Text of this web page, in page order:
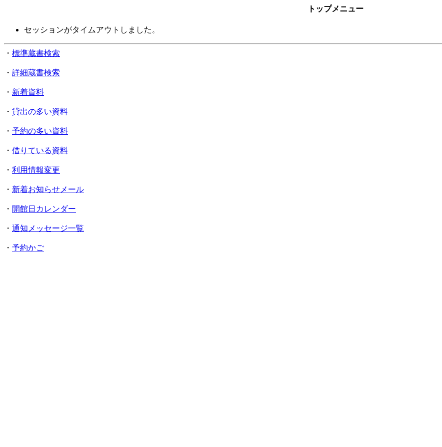
トップメニュー
セッションがタイムアウトしました。
・ 標準蔵書検索
・ 詳細蔵書検索
・ 新着資料
・ 貸出の多い資料
・ 予約の多い資料
・ 借りている資料
・ 利用情報変更
・ 新着お知らせメール
・ 開館日カレンダー
・ 通知メッセージ一覧
・ 予約かご